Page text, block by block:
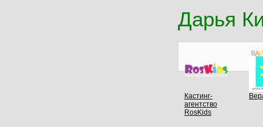
Дарья
Кастинг-
агентство
RosKids